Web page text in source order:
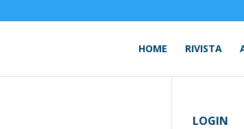
HOME RIVISTA
LOGIN